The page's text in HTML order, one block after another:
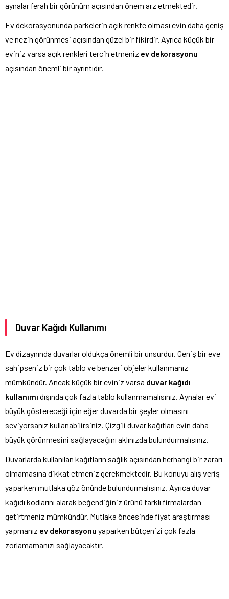
aynalar ferah bir görünüm açısından önem arz etmektedir.
Ev dekorasyonunda parkelerin açık renkte olması evin daha geniş
ve nezih görünmesi açısından güzel bir fikirdir. Ayrıca küçük bir
eviniz varsa açık renkleri tercih etmeniz ev dekorasyonu
açısından önemli bir ayrıntıdır.
Duvar Kağıdı Kullanımı
Ev dizaynında duvarlar oldukça önemli bir unsurdur. Geniş bir eve
sahipseniz bir çok tablo ve benzeri objeler kullanmanız
mümkündür. Ancak küçük bir eviniz varsa duvar kağıdı
kullanımı dışında çok fazla tablo kullanmamalısınız. Aynalar evi
büyük göstereceği için eğer duvarda bir şeyler olmasını
seviyorsanız kullanabilirsiniz. Çizgili duvar kağıtları evin daha
büyük görünmesini sağlayacağını aklınızda bulundurmalısınız.
Duvarlarda kullanılan kağıtların sağlık açısından herhangi bir zararı
olmamasına dikkat etmeniz gerekmektedir. Bu konuyu alış veriş
yaparken mutlaka göz önünde bulundurmalısınız. Ayrıca duvar
kağıdı kodlarını alarak beğendiğiniz ürünü farklı firmalardan
getirtmeniz mümkündür. Mutlaka öncesinde fiyat araştırması
yapmanız ev dekorasyonu yaparken bütçenizi çok fazla
zorlamamanızı sağlayacaktır.